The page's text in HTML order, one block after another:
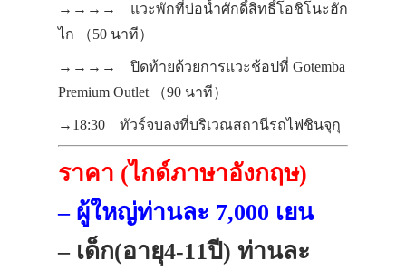
→→→→ แวะพักที่บ่อน้ำศักดิ์สิทธิ์โอชิโนะฮัก
ไก （50 นาที）
→→→→ ปิดท้ายด้วยการแวะช้อปที่ Gotemba
Premium Outlet （90 นาที）
→18:30 ทัวร์จบลงที่บริเวณสถานีรถไฟชินจุกุ
ราคา (ไกด์ภาษาอังกฤษ)
– ผู้ใหญ่ท่านละ 7,000 เยน
– เด็ก(อายุ4-11ปี) ท่านละ